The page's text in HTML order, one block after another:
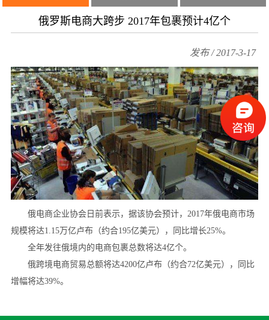
俄罗斯电商大跨步 2017年包裹预计4亿个
发布 / 2017-3-17
俄电商企业协会日前表示，据该协会预计，2017年俄电商市场
规模将达1.15万亿卢布（约合195亿美元），同比增长25%。
全年发往俄境内的电商包裹总数将达4亿个。
俄跨境电商贸易总额将达4200亿卢布（约合72亿美元），同比
增幅将达39%。